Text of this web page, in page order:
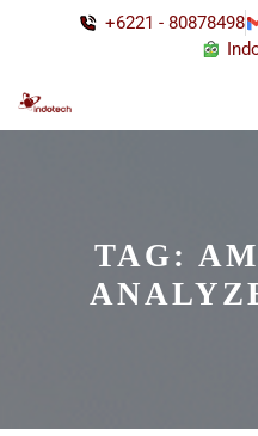
+6221 - 80878498
TAG: